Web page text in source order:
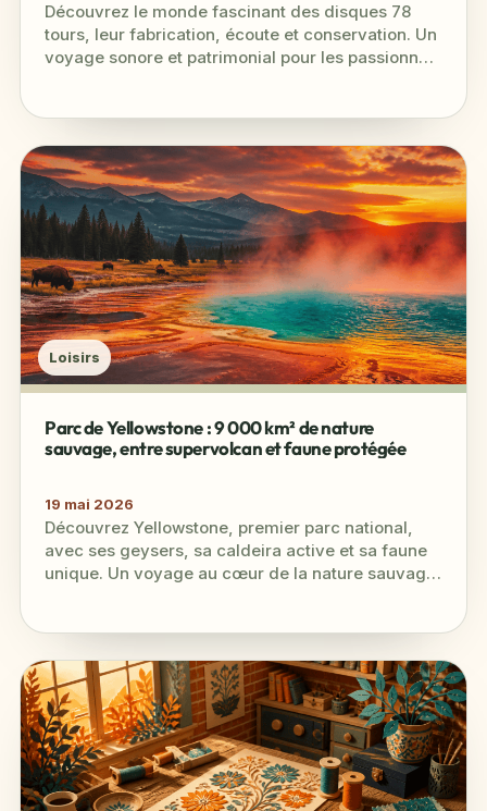
Découvrez le monde fascinant des disques 78
tours, leur fabrication, écoute et conservation. Un
voyage sonore et patrimonial pour les passionnés
Loisirs
Parc de Yellowstone : 9 000 km² de nature
sauvage, entre supervolcan et faune protégée
19 mai 2026
Découvrez Yellowstone, premier parc national,
avec ses geysers, sa caldeira active et sa faune
unique. Un voyage au cœur de la nature sauvage